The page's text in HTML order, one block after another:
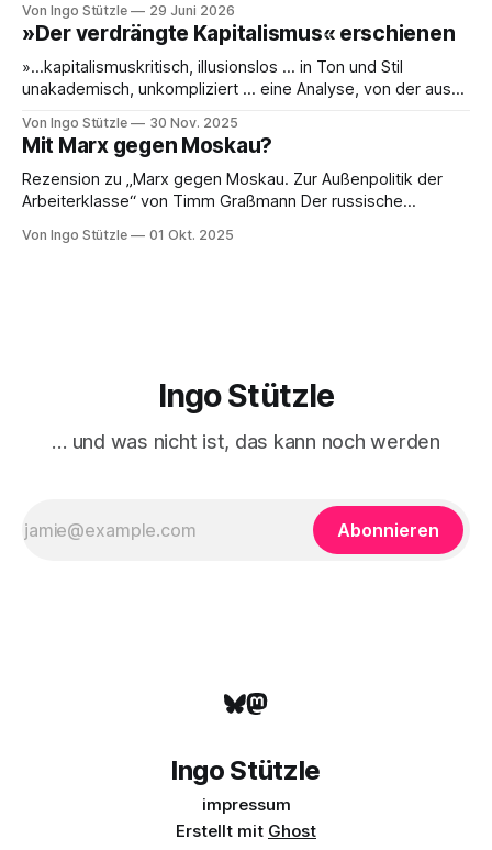
DLF. In den 1960er-Jahren entwickelten Bachrach/Baratz
das Konzept der »Nicht-Entscheidungen«, um zu verstehen,
wie in einer Gesellschaft und ihrer herrschenden Politik
Sachverhalte verhandelt werden, die politisch nicht
Von Ingo Stützle 29 Juni 2026
»Der verdrängte Kapitalismus« erschienen
»…kapitalismuskritisch, illusionslos … in Ton und Stil
unakademisch, unkompliziert … eine Analyse, von der aus
Besprechung von Sebastian Klauke in nd zum Sabine Nuss
kuratierten und herausgegebenen Buch »Der verdrängte
Kapitalismus«, der gerade bei Dietz Berlin erschienen ist.
Danke an den großartigen Andreas
Von Ingo Stützle 30 Nov. 2025
Mit Marx gegen Moskau?
Rezension zu „Marx gegen Moskau. Zur Außenpolitik der
Arbeiterklasse“ von Timm Graßmann Der russische
und spätestens seit dem 24. Februar 2022 viele Linke an
Von Ingo Stützle 01 Okt. 2025
Ingo Stützle
… und was nicht ist, das kann noch werden
Abonnieren
Ingo Stützle
impressum
Erstellt mit Ghost